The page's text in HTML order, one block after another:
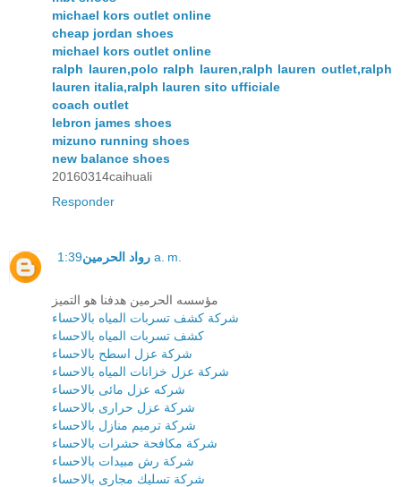
michael kors outlet online
cheap jordan shoes
michael kors outlet online
ralph lauren,polo ralph lauren,ralph lauren outlet,ralph
lauren italia,ralph lauren sito ufficiale
coach outlet
lebron james shoes
mizuno running shoes
new balance shoes
20160314caihuali
Responder
رواد الحرمين 1:39 a. m.
مؤسسه الحرمين هدفنا هو التميز
شركة كشف تسربات المياه بالاحساء
كشف تسربات المياه بالاحساء
شركة عزل اسطح بالاحساء
شركة عزل خزانات المياه بالاحساء
شركه عزل مائى بالاحساء
شركة عزل حرارى بالاحساء
شركة ترميم منازل بالاحساء
شركة مكافحة حشرات بالاحساء
شركة رش مبيدات بالاحساء
شركة تسليك مجارى بالاحساء